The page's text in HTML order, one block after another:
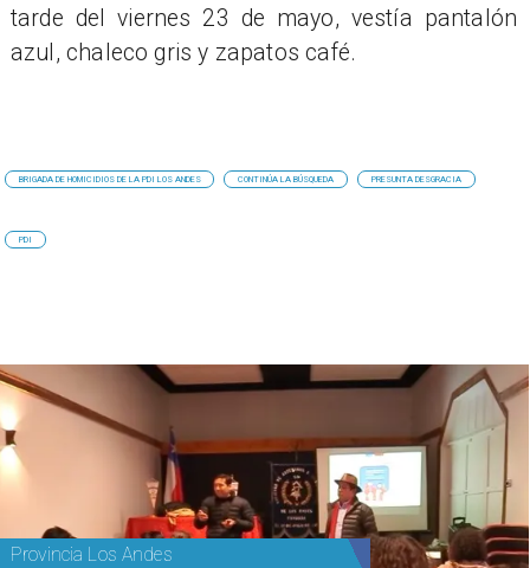
tarde del viernes 23 de mayo, vestía pantalón
azul, chaleco gris y zapatos café.
BRIGADA DE HOMICIDIOS DE LA PDI LOS ANDES CONTINÚA LA BÚSQUEDA PRESUNTA DESGRACIA
PDI
Provincia Los Andes